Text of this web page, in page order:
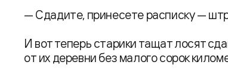
— Сдадите, принесете расписку —
И вот теперь старики тащат лосят
от их деревни без малого сорок